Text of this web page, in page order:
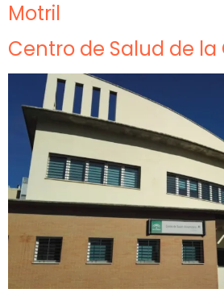
Motril
Centro de Salud de